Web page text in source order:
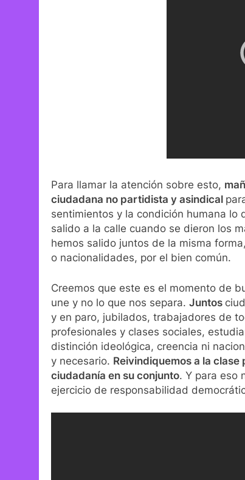
Para llamar la atención sobre esto,
ciudadana no partidista y asindical
sentimientos y la condición humana lo
salido a la calle cuando se dieron los
hemos salido juntos de la misma
o nacionalidades, por el bien común.
Creemos que este es el momento de
une y no lo que nos separa. Juntos
y en paro, jubilados, trabajadores de
profesionales y clases sociales,
distinción ideológica, creencia ni
y necesario. Reivindiquemos a la
ciudadanía en su conjunto. Y para eso
ejercicio de responsabilidad